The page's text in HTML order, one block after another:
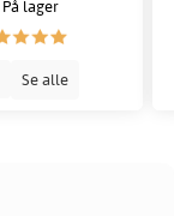
På lager
Se alle